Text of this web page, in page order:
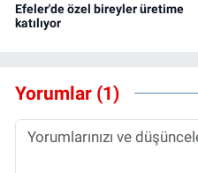
Efeler'de özel bireyler üretime
katılıyor
Yorumlar (1)